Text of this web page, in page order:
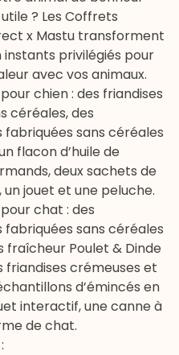
? Les Coffrets
x Mastu transforment
instants privilégiés pour
avec vos animaux.
chien: des friandises
céréales, des
sans céréales
flacon d’huile de
deux sachets de
jouet et une peluche.
chat : des
sans céréales
fraîcheur Poulet & Dinde
friandises crémeuses et
d’émincés en
interactif, une canne à
de chat.